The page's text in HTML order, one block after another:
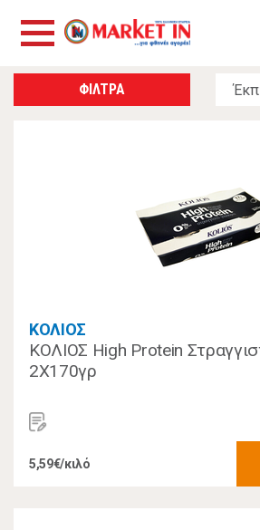
ΦΙΛΤΡΑ
ΚΟΛΙΟΣ
ΚΟΛΙΟΣ High Protein
2Χ170γρ
5,59€/κιλό